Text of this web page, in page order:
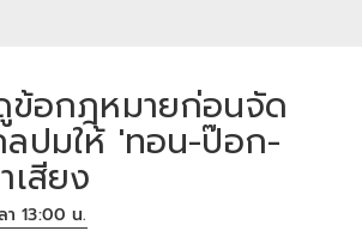
อกฎหมายก่อนจัด
ลปมให้ 'ทอน-ป๊อก-
เสียง
13:00 น.